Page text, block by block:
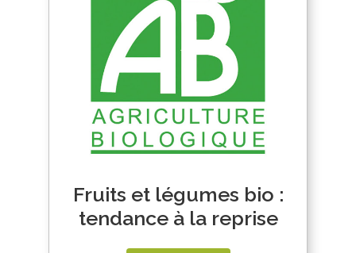
Fruits et légumes bio :
tendance à la reprise